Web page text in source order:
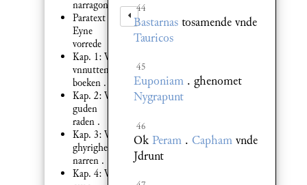
narragoniam
Paratext 2:
Eyne
vorrede
Kap. 1: Van
vnnutten
boeken .
Kap. 2: Van
guden
raden .
Kap. 3: Van
ghyrighen
narren .
Kap. 4: Van
44
Bastarnastosamende vnde
Tauricos
45
Euponiam. ghenomet
Nygrapunt
46
Ok Peram. Caphamvnde
Jdrunt